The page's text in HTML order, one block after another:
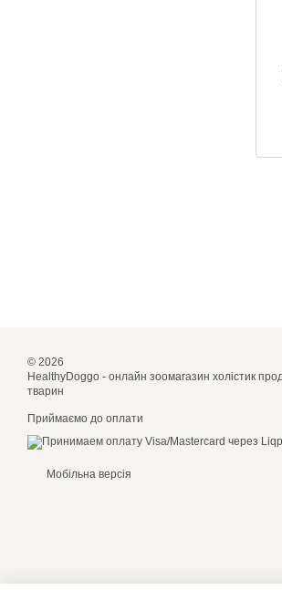
© 2026
HealthyDoggo - онлайн зоомагазин холістик
тварин
Приймаємо до оплати
Мобільна версія